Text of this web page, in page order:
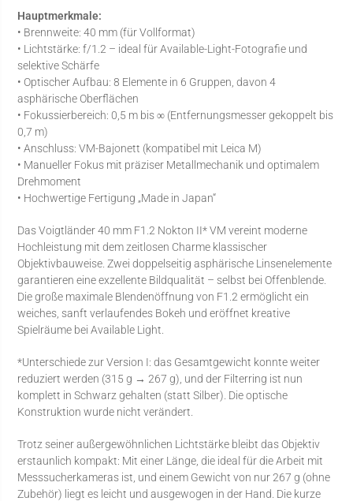
Hauptmerkmale:
• Brennweite: 40 mm (für Vollformat)
• Lichtstärke: f/1.2 – ideal für Available-Light-Fotografie und
selektive Schärfe
• Optischer Aufbau: 8 Elemente in 6 Gruppen, davon 4
asphärische Oberflächen
• Fokussierbereich: 0,5 m bis ∞ (Entfernungsmesser gekoppelt bis
0,7 m)
• Anschluss: VM-Bajonett (kompatibel mit Leica M)
• Manueller Fokus mit präziser Metallmechanik und optimalem
Drehmoment
• Hochwertige Fertigung „Made in Japan“
Das Voigtländer 40 mm F1.2 Nokton II* VM vereint moderne
Hochleistung mit dem zeitlosen Charme klassischer
Objektivbauweise. Zwei doppelseitig asphärische Linsenelemente
garantieren eine exzellente Bildqualität – selbst bei Offenblende.
Die große maximale Blendenöffnung von F1.2 ermöglicht ein
weiches, sanft verlaufendes Bokeh und eröffnet kreative
Spielräume bei Available Light.
*Unterschiede zur Version I: das Gesamtgewicht konnte weiter
reduziert werden (315 g → 267 g), und der Filterring ist nun
komplett in Schwarz gehalten (statt Silber). Die optische
Konstruktion wurde nicht verändert.
Trotz seiner außergewöhnlichen Lichtstärke bleibt das Objektiv
erstaunlich kompakt: Mit einer Länge, die ideal für die Arbeit mit
Messsucherkameras ist, und einem Gewicht von nur 267 g (ohne
Zubehör) liegt es leicht und ausgewogen in der Hand. Die kurze